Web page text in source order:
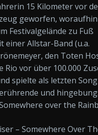
15 Kilometer vor
geworfen,
Festivalgelände zu Fuß
einer Allstar-Band (u.a.
den Toten
Rio vor über 100.000
spielte als letzten
und
over the
– Somewhere Over